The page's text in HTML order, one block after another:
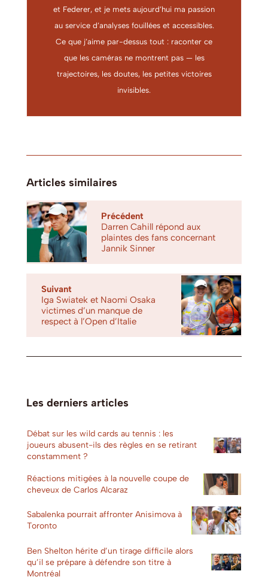
et Federer, et je mets aujourd’hui ma passion
au service d’analyses fouillées et accessibles.
Ce que j’aime par-dessus tout : raconter ce
que les caméras ne montrent pas — les
trajectoires, les doutes, les petites victoires
invisibles.
Articles similaires
Précédent
Darren Cahill répond aux
plaintes des fans concernant
Jannik Sinner
Suivant
Iga Swiatek et Naomi Osaka
victimes d’un manque de
respect à l’Open d’Italie
Les derniers articles
Débat sur les wild cards au tennis : les
joueurs abusent-ils des règles en se retirant
constamment ?
Réactions mitigées à la nouvelle coupe de
cheveux de Carlos Alcaraz
Sabalenka pourrait affronter Anisimova à
Toronto
Ben Shelton hérite d’un tirage difficile alors
qu’il se prépare à défendre son titre à
Montréal